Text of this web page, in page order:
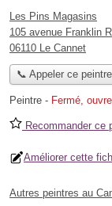
Les Pins Magasins
105 avenue Franklin
06110 Le Cannet
📞 Appeler ce peintre
Peintre - Fermé,
Recommander ce
Améliorer cette
Autres peintres au